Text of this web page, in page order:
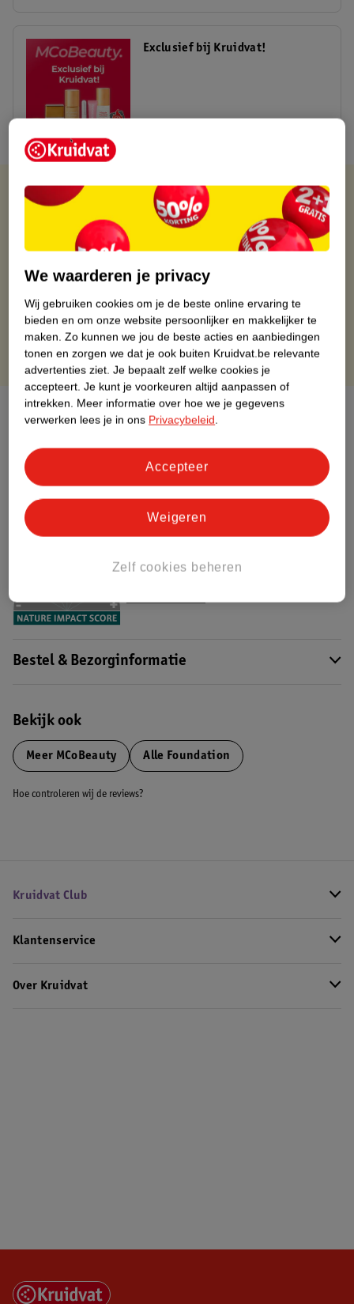
Exclusief bij Kruidvat!
Kruidvat is altijd voordelig
Gratis ophalen in de winkel
Op werkdagen voor 22:00 uur besteld, volgende dag in huis
Gratis thuisbezorgd vanaf 50.00
Gratis retourneren binnen 30 dagen
Gratis punten met je Kruidvat kaart
Over dit product
Productinformatie
Nature Impact Score
Dit product heeft (nog) geen Nature
Bestel & Bezorginformatie
Bekijk ook
Meer MCoBeauty Alle Foundation
Hoe controleren wij de reviews?
Kruidvat Club
Klantenservice
Over Kruidvat
We waarderen je privacy
Wij gebruiken cookies om je de beste online ervaring te
bieden en om onze website persoonlijker en makkelijker te
maken. Zo kunnen we jou de beste acties en aanbiedingen
tonen en zorgen we dat je ook buiten Kruidvat.be relevante
advertenties ziet. Je bepaalt zelf welke cookies je
accepteert. Je kunt je voorkeuren altijd aanpassen of
intrekken. Meer informatie over hoe we je gegevens
verwerken lees je in ons Privacybeleid.
Zelf cookies beheren
Weigeren
Accepteer